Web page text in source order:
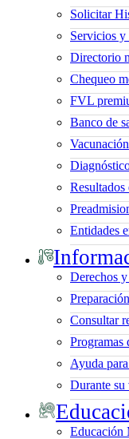
Solicitar
Servicios y
Directorio
Chequeo
FVL
Banco de
Vacunación
Entidades
Derechos y
Consultar
Programas
Ayuda
Durante su
Educación